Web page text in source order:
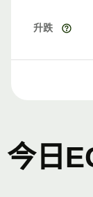
升跌
今日